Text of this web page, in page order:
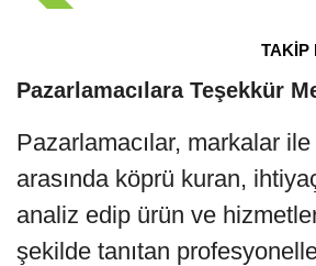
TAKİP
Pazarlamacılara Teşekkür
Pazarlamacılar, markalar
arasında köprü kuran,
analiz edip ürün ve
şekilde tanıtan